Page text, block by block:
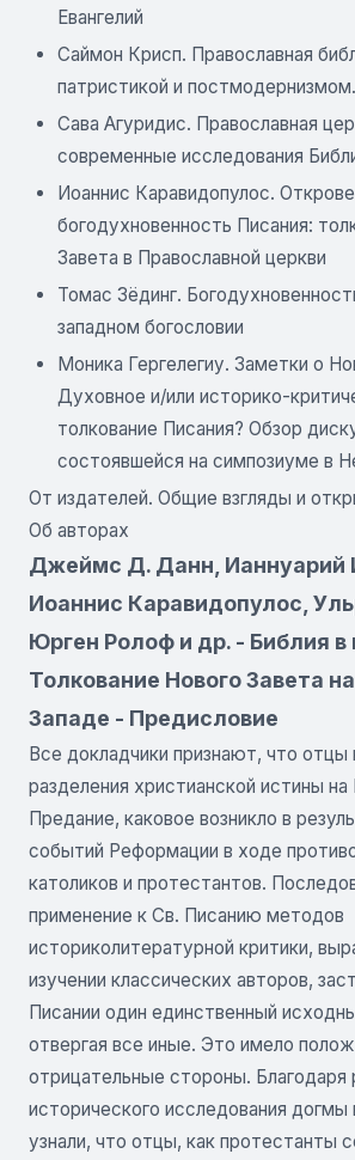
Евангелий
Саймон Крисп. Православная
патристикой и
Сава Агуридис. Православная
современные исследования
Иоаннис Каравидопулос.
богодухновенность Писания:
Завета в Православной церкви
Томас Зёдинг.
западном богословии
Моника Гергелегиу. Заметки о
Духовное и/или историко-
толкование Писания? Обзор
состоявшейся на симпозиуме в
От издателей. Общие взгляды и
Об авторах
Джеймс Д. Данн, Ианнуарий
Иоаннис Каравидопулос,
Юрген Ролоф и др. - Библия в
Толкование Нового Завета
Западе - Предисловие
Все докладчики признают, что отцы
разделения христианской истины на
Предание, каковое возникло в
событий Реформации в ходе
католиков и протестантов.
применение к Св. Писанию методов
историколитературной критики,
изучении классических авторов,
Писании один единственный
отвергая все иные. Это имело
отрицательные стороны. Благодаря
исторического исследования
узнали, что отцы, как протестанты